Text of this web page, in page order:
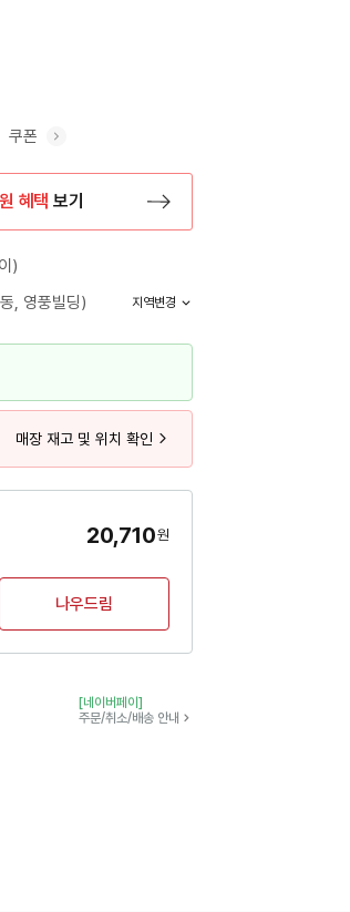
쿠폰
혜택 보기
)
, 영풍빌딩) 지역변경
매장 재고 및 위치 확인
20,710원
나우드림
[네이버페이]
주문/취소/배송 안내